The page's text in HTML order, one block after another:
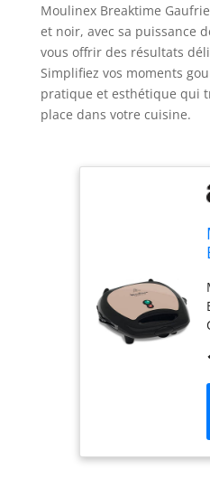
Moulinex Breaktime
et noir, avec sa puissance
vous offrir des résultats
Simplifiez vos moments
pratique et esthétique qui
place dans votre cuisine.